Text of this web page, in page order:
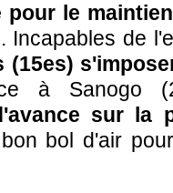
pour le
Incapables de
(15es)
à Sanogo
sur la
bol d'air